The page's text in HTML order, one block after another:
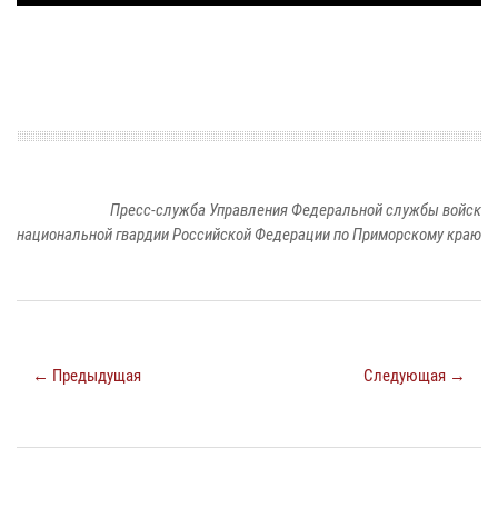
Пресс-служба Управления Федеральной службы войск
национальной гвардии Российской Федерации по Приморскому краю
← Предыдущая Следующая →